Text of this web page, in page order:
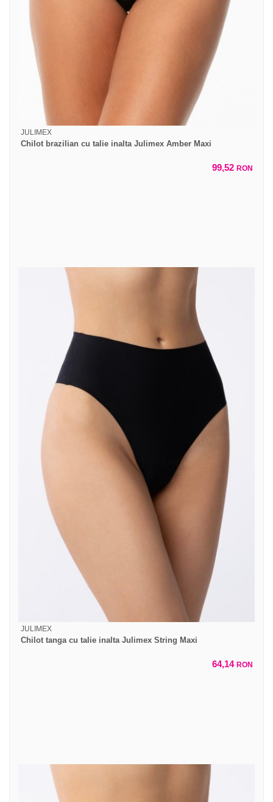
JULIMEX
Chilot brazilian cu talie inalta Julimex Amber Maxi
99,52 RON
JULIMEX
Chilot tanga cu talie inalta Julimex String Maxi
64,14 RON